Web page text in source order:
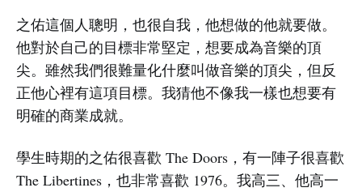
之佑這個人聰明，也很自我，他想做的他就要做。
他對於自己的目標非常堅定，想要成為音樂的頂
尖。雖然我們很難量化什麼叫做音樂的頂尖，但反
正他心裡有這項目標。我猜他不像我一樣也想要有
明確的商業成就。
學生時期的之佑很喜歡 The Doors，有一陣子很喜歡
The Libertines，也非常喜歡 1976。我高三、他高一